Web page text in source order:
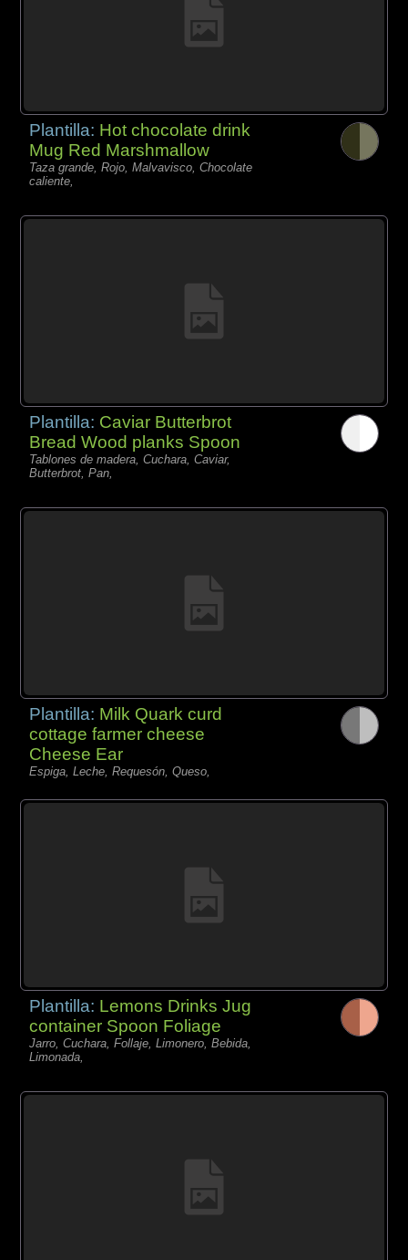
Plantilla: Hot chocolate drink
Mug Red Marshmallow
Taza grande, Rojo, Malvavisco, Chocolate
caliente,
Plantilla: Caviar Butterbrot
Bread Wood planks Spoon
Tablones de madera, Cuchara, Caviar,
Butterbrot, Pan,
Plantilla: Milk Quark curd
cottage farmer cheese
Cheese Ear
Espiga, Leche, Requesón, Queso,
Plantilla: Lemons Drinks Jug
container Spoon Foliage
Jarro, Cuchara, Follaje, Limonero, Bebida,
Limonada,